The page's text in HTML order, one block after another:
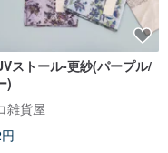
ストール-更紗(パープル/
)
雑貨屋